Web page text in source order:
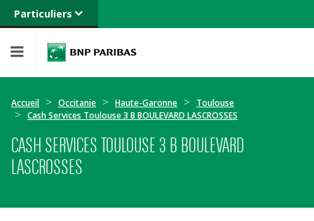
Particuliers
Banque privée
Entreprises
Accueil Occitanie Haute-Garonne
Toulouse
Cash Services Toulouse 3 B BOULEVARD LASCROSSES
CASH SERVICES TOULOUSE 3 B BOULEVARD
LASCROSSES